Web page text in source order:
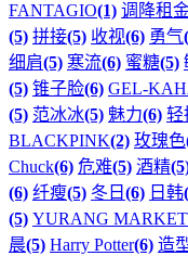
FANTAGIO(1) 调降租
(5) 拼接(5) 收视(6) 勇气
细肩(5) 寒流(6) 蜜糖(5)
(5) 锥子脸(6) GEL-
(5) 范冰冰(5) 魅力(6) 轻
BLACKPINK(2) 玫瑰色
Chuck(6) 危难(5) 酒精
(6) 纤瘦(5) 冬日 (6) 日韩
(5) YURANG MARKET
晨(5) Harry Potter(6) 造